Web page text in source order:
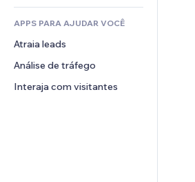
Busca
Previsão do tempo
Tabelas e gráficos
Avaliações e depoimentos
CRM
APPS PARA AJUDAR VOCÊ
Atraia leads
Análise de tráfego
Interaja com visitantes